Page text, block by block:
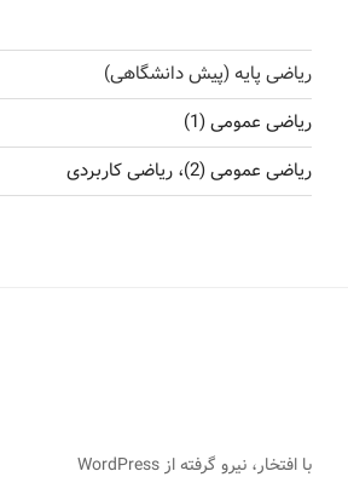
ریاضی پایه (پیش دانشگاهی)
ریاضی عمومی (1)
ریاضی عمومی (2)، ریاضی کاربردی
با افتخار، نیرو گرفته از WordPress